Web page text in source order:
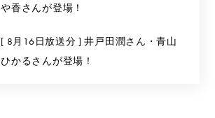
や香さんが登場！
[ 8月16日放送分 ] 井戸田潤さん・青山
ひかるさんが登場！